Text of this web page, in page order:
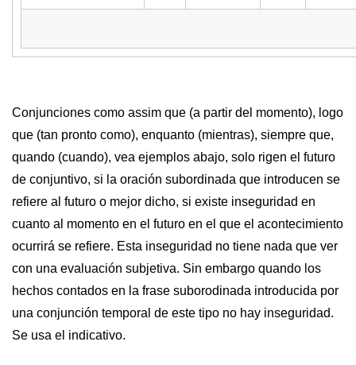
Conjunciones como assim que (a partir del momento), logo
que (tan pronto como), enquanto (mientras), siempre que,
quando (cuando), vea ejemplos abajo, solo rigen el futuro
de conjuntivo, si la oración subordinada que introducen se
refiere al futuro o mejor dicho, si existe inseguridad en
cuanto al momento en el futuro en el que el acontecimiento
ocurrirá se refiere. Esta inseguridad no tiene nada que ver
con una evaluación subjetiva. Sin embargo quando los
hechos contados en la frase suborodinada introducida por
una conjunción temporal de este tipo no hay inseguridad.
Se usa el indicativo.